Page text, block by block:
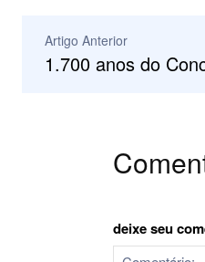
Artigo Anterior
1.700 anos do
deixe seu